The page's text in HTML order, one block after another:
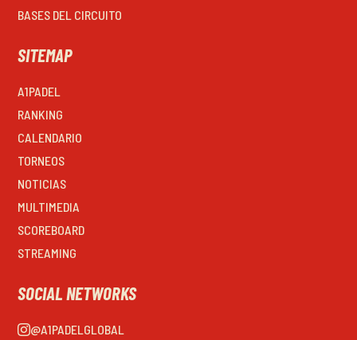
BASES DEL CIRCUITO
SITEMAP
A1PADEL
RANKING
CALENDARIO
TORNEOS
NOTICIAS
MULTIMEDIA
SCOREBOARD
STREAMING
SOCIAL NETWORKS
@A1PADELGLOBAL